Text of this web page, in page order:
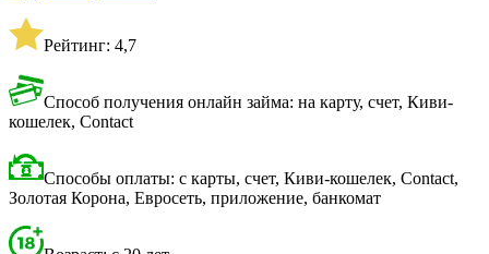
Рейтинг: 4,7
Способ получения онлайн займа: на карту, счет, Киви-
кошелек, Contact
Способы оплаты: с карты, счет, Киви-кошелек, Contact,
Золотая Корона, Евросеть, приложение, банкомат